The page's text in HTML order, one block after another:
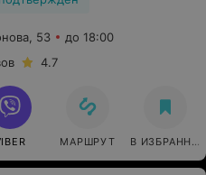
53
до 18:00
4.7
МАРШРУТ В ИЗБРАННОЕ